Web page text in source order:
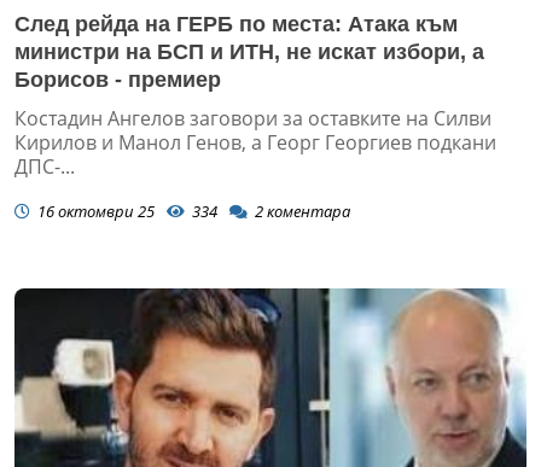
След рейда на ГЕРБ по места: Атака към
министри на БСП и ИТН, не искат избори, а
Борисов - премиер
Костадин Ангелов заговори за оставките на Силви
Кирилов и Манол Генов, а Георг Георгиев подкани
ДПС-...
16 октомври 25 334 2коментара